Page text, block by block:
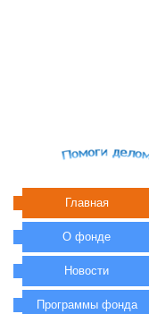
Главная
О фонде
Новости
Программы фонда